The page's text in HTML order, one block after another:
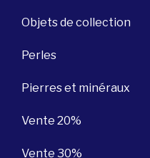
Objets de collection
Perles
Pierres et minéraux
Vente 20%
Vente 30%